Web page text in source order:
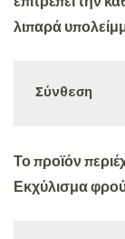
λιπαρά
Σύνθεση
Το προϊόν
Εκχύλισμα